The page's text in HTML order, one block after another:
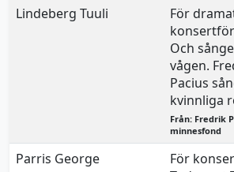
Lindeberg Tuuli
För
Och
vågen.
Pacius
kvinnliga
Från: Fredrik
minnesfond
Parris George
För